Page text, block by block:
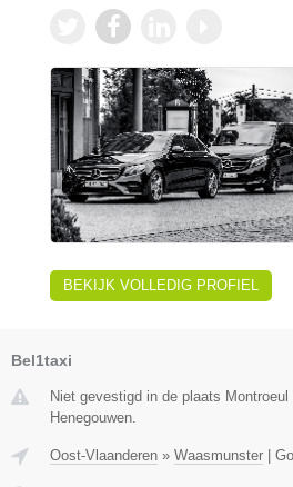
BEKIJK VOLLEDIG PROFIEL
Bel1taxi
Niet gevestigd in de plaats
Henegouwen.
Oost-Vlaanderen » Waasmunster